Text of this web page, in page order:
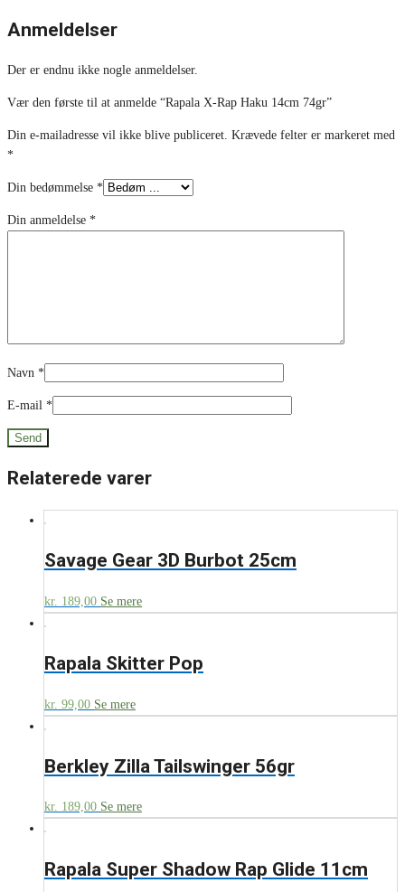
Anmeldelser
Der er endnu ikke nogle anmeldelser.
Vær den første til at anmelde “Rapala X-Rap Haku 14cm 74gr”
Din e-mailadresse vil ikke blive publiceret. Krævede felter er markeret med
*
Din bedømmelse *
Din anmeldelse *
Navn *
E-mail *
Relaterede varer
Savage Gear 3D Burbot 25cm
kr. 189,00 Se mere
Rapala Skitter Pop
kr. 99,00 Se mere
Berkley Zilla Tailswinger 56gr
kr. 189,00 Se mere
Rapala Super Shadow Rap Glide 11cm